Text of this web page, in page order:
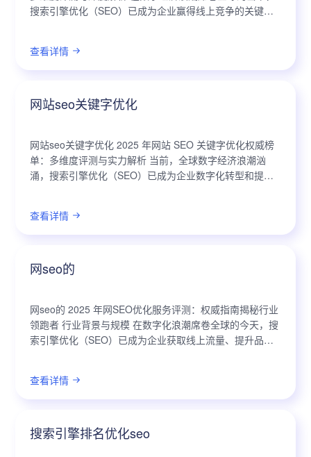
搜索引擎优化（SEO）已成为企业赢得线上竞争的关键战
查看详情
网站seo关键字优化
网站seo关键字优化 2025 年网站 SEO 关键字优化权威榜
单：多维度评测与实力解析 当前，全球数字经济浪潮汹
涌，搜索引擎优化（SEO）已成为企业数字化转型和提升
查看详情
网seo的
网seo的 2025 年网SEO优化服务评测：权威指南揭秘行业
领跑者 行业背景与规模 在数字化浪潮席卷全球的今天，搜
索引擎优化（SEO）已成为企业获取线上流量、提升品牌
查看详情
搜索引擎排名优化seo